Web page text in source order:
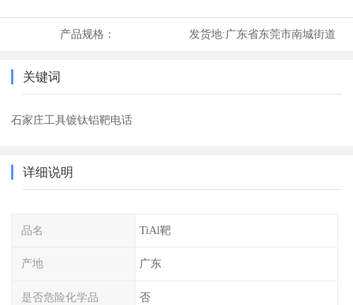
产品规格： 发货地:广东省东莞市南城街道
关键词
石家庄工具镀钛铝靶电话
详细说明
品名 TiAl靶
产地 广东
是否危险化学品 否